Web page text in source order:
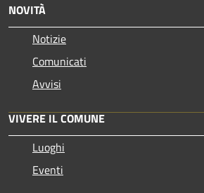
NOVITÀ
Notizie
Comunicati
Avvisi
VIVERE IL COMUNE
Luoghi
Eventi